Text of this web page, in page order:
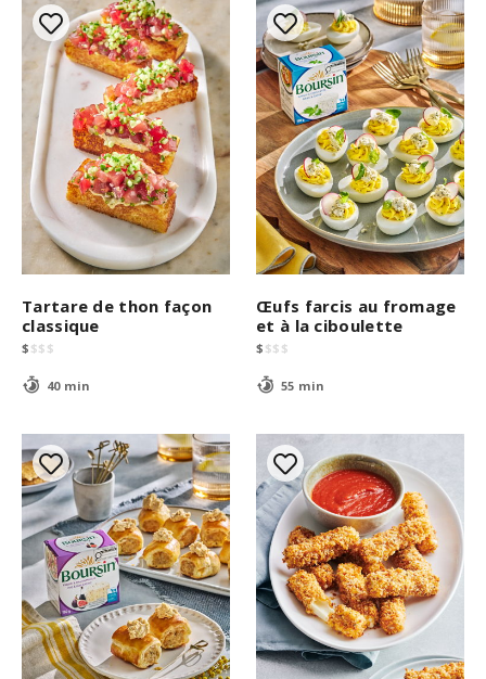
Tartare de thon façon
classique
$ $$ $
40 min
Œufs farcis au fromage
et à la ciboulette
$ $$ $
55 min